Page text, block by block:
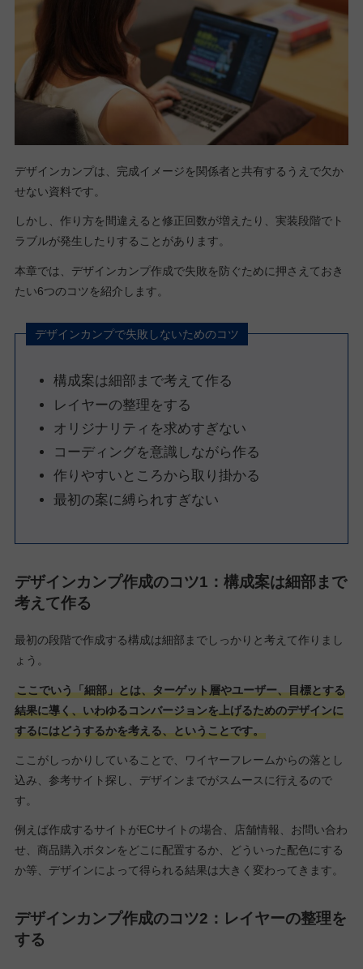
デザインカンプは、完成イメージを関係者と共有するうえで欠か
せない資料です。
しかし、作り方を間違えると修正回数が増えたり、実装段階でト
ラブルが発生したりすることがあります。
本章では、デザインカンプ作成で失敗を防ぐために押さえておき
たい6つのコツを紹介します。
デザインカンプで失敗しないためのコツ
構成案は細部まで考えて作る
レイヤーの整理をする
オリジナリティを求めすぎない
コーディングを意識しながら作る
作りやすいところから取り掛かる
最初の案に縛られすぎない
デザインカンプ作成のコツ1：構成案は細部まで
考えて作る
最初の段階で作成する構成は細部までしっかりと考えて作りまし
ょう。
ここでいう「細部」とは、ターゲット層やユーザー、目標とする
結果に導く、いわゆるコンバージョンを上げるためのデザインに
するにはどうするかを考える、ということです。
ここがしっかりしていることで、ワイヤーフレームからの落とし
込み、参考サイト探し、デザインまでがスムースに行えるので
す。
例えば作成するサイトがECサイトの場合、店舗情報、お問い合わ
せ、商品購入ボタンをどこに配置するか、どういった配色にする
か等、デザインによって得られる結果は大きく変わってきます。
デザインカンプ作成のコツ2：レイヤーの整理を
する